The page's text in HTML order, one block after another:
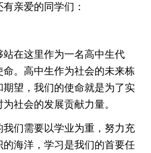
亲爱的同学们：
在这里作为一名高中生代
。高中生作为社会的未来栋
望，我们的使命就是为了实
社会的发展贡献力量。
们需要以学业为重，努力充
海洋，学习是我们的首要任